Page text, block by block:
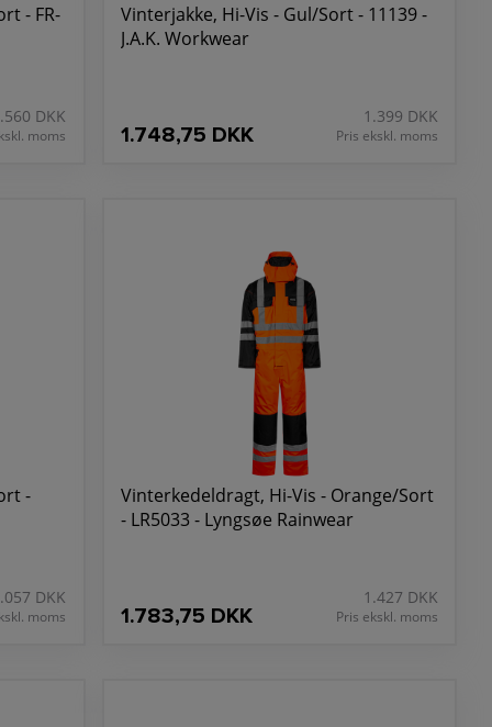
- FR-
DKK
moms
Vinterjakke, Hi-Vis - Gul/Sort - 11139 -
J.A.K. Workwear
1.748,75 DKK
1.399 DKK
Pris ekskl. moms
-
DKK
moms
Vinterkedeldragt, Hi-Vis - Orange/Sort
- LR5033 - Lyngsøe Rainwear
1.783,75 DKK
1.427 DKK
Pris ekskl. moms